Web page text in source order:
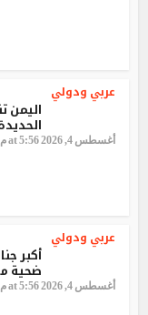
عربي ودولي
اليمن
أغسطس 4, 2026 at 5:56 م
عربي ودولي
ضحية
أغسطس 4, 2026 at 5:56 م